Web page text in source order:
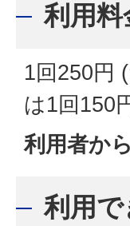
利用料
1回250円
は1回150
利用者か
利用